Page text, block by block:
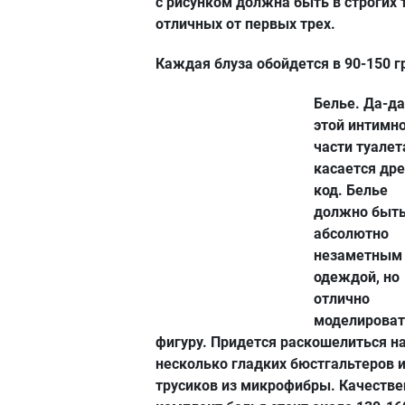
отличных от первых трех.
Каждая блуза обойдется в 90-150
Белье. Да-
этой
части
касается
код. Белье
должно
абсолютно
незаметным
одеждой, но
отлично
фигуру. Придется раскошелиться на
несколько гладких бюстгальтеров и
трусиков из микрофибры.